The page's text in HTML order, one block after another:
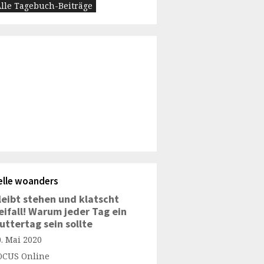
Tagebuch-Beiträge
woanders
stehen und klatscht
Warum jeder Tag ein
sein sollte
Mai 2020
Online